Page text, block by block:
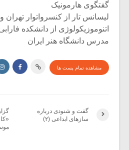
گفتگوی هارمونیک
لیسانس تار از کنسرواتوار
اتنوموزیکولوژی از دانشکده
مدرس دانشگاه هنر ایران
مشاهده تمام پست ها
گفت و شنودی درباره
سازهای ابداعی (۲)